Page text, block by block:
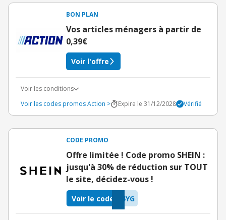
BON PLAN
Vos articles ménagers à partir de
0,39€
Voir l'offre
Voir les conditions
Voir les codes promos Action >
Expire le 31/12/2028 Vérifié
CODE PROMO
Offre limitée ! Code promo SHEIN :
jusqu'à 30% de réduction sur TOUT
le site, décidez-vous !
4YG
Voir le code